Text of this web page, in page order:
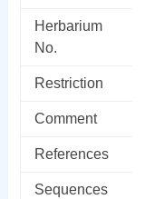
Herbarium
No.
Restriction
Comment
References
Sequences